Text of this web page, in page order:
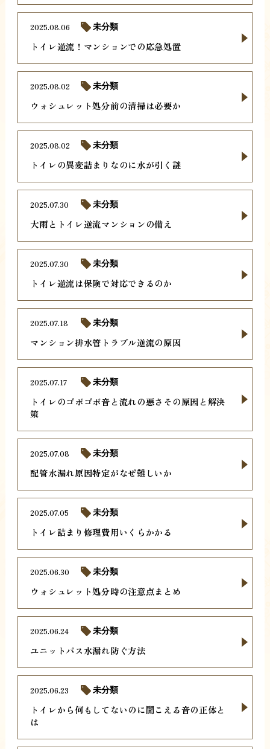
トイレ逆流！マンションでの応急処置
2025.08.06 未分類
ウォシュレット処分前の清掃は必要か
2025.08.02 未分類
トイレの異変詰まりなのに水が引く謎
2025.08.02 未分類
大雨とトイレ逆流マンションの備え
2025.07.30 未分類
トイレ逆流は保険で対応できるのか
2025.07.30 未分類
マンション排水管トラブル逆流の原因
2025.07.18 未分類
トイレのゴボゴボ音と流れの悪さその原因と解決
策
2025.07.17 未分類
配管水漏れ原因特定がなぜ難しいか
2025.07.08 未分類
トイレ詰まり修理費用いくらかかる
2025.07.05 未分類
ウォシュレット処分時の注意点まとめ
2025.06.30 未分類
ユニットバス水漏れ防ぐ方法
2025.06.24 未分類
トイレから何もしてないのに聞こえる音の正体と
は
2025.06.23 未分類